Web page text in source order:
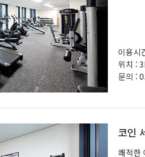
이용시
위치 :
문의 :
코인
쾌적한